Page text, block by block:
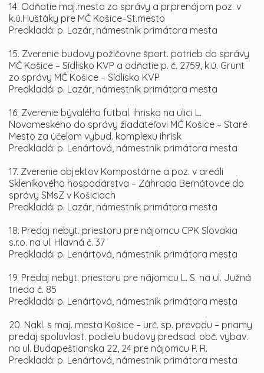
14. Odňatie maj.mesta zo správy a pr.prenájom poz. v
k.ú.Huštáky pre MČ Košice–St.mesto
Predkladá: p. Lazár, námestník primátora mesta
15. Zverenie budovy požičovne šport. potrieb do správy
MČ Košice – Sídlisko KVP a odňatie p. č. 2759, k.ú. Grunt
zo správy MČ Košice – Sídlisko KVP
Predkladá: p. Lazár, námestník primátora mesta
16. Zverenie bývalého futbal. ihriska na ulici L.
Novomeského do správy žiadateľovi MČ Košice – Staré
Mesto za účelom vybud. komplexu ihrísk
Predkladá: p. Lenártová, námestník primátora mesta
17. Zverenie objektov Kompostárne a poz. v areáli
Skleníkového hospodárstva – Záhrada Bernátovce do
správy SMsZ v Košiciach
Predkladá: p. Lazár, námestník primátora mesta
18. Predaj nebyt. priestoru pre nájomcu CPK Slovakia
s.r.o. na ul. Hlavná č. 37
Predkladá: p. Lenártová, námestník primátora mesta
19. Predaj nebyt. priestoru pre nájomcu L. S. na ul. Južná
trieda č. 85
Predkladá: p. Lenártová, námestník primátora mesta
20. Nakl. s maj. mesta Košice – urč. sp. prevodu – priamy
predaj spoluvlast. podielu budovy predsad. obč. vybav.
na ul. Budapeštianska 22, 24 pre nájomcu P. R.
Predkladá: p. Lenártová, námestník primátora mesta